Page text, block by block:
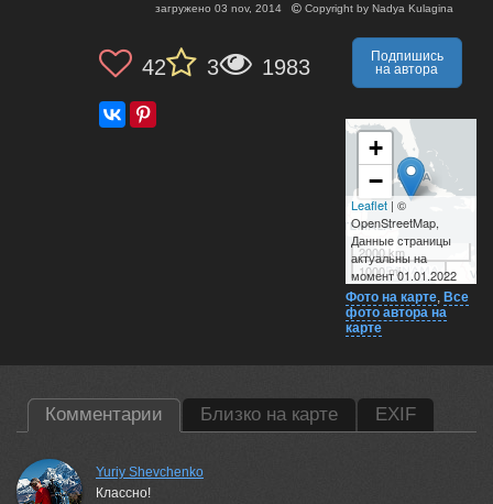
загружено 03 nov, 2014 Copyright by Nadya Kulagina
42 3 1983
Подпишись
на автора
+
−
2000 km
1000 mi
Leaflet| ©
OpenStreetMap,
Данные страницы
актуальны на
момент 01.01.2022
Фото на карте, Все
фото автора на
карте
Комментарии Близко на карте EXIF
Yuriy Shevchenko
Классно!